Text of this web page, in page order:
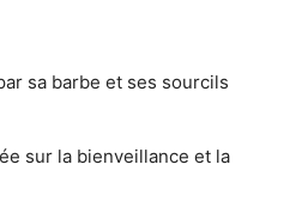
sa barbe et ses sourcils
sur la bienveillance et la